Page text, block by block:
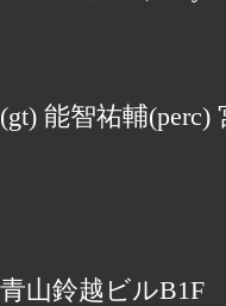
能智祐輔(perc)
山鈴越ビルB1F